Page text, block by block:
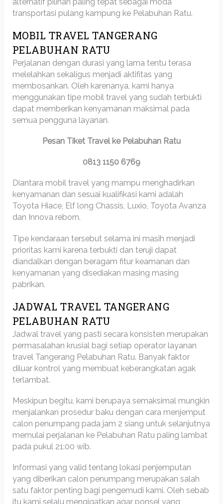
transportasi pulang kampung ke Pelabuhan Ratu.
MOBIL TRAVEL TANGERANG
PELABUHAN RATU
Perjalanan dengan durasi yang lama tentu terasa
melelahkan sekaligus menjadi aktifitas yang
membosankan. Oleh karenanya, kami hanya
menggunakan tipe mobil travel yang sudah terbukti
dapat memberikan kenyamanan maksimal pada
semua pengguna layanan.
Pesan Tiket Travel ke Pelabuhan Ratu
0813 1150 6769
Diantara mobil travel yang mampu menghadirkan
kenyamanan dan sesuai kualifikasi kami adalah
Toyota Hiace, Elf long Chassis, Luxio, Toyota Avanza
dan Innova reborn.
Tipe kendaraan tersebut selama ini masih menjadi
prioritas kami karena terbukti dan teruji dapat
diandalkan dengan beragam fitur keamanan dan
kenyamanan yang disediakan masing masing
pabrikan.
JADWAL TRAVEL TANGERANG
PELABUHAN RATU
Jadwal travel yang pasti secara konsisten merupakan
permasalahan krusial bagi setiap operator layanan
travel Tangerang Pelabuhan Ratu. Banyak faktor
diluar kontrol yang membuat keberangkatan agak
terlambat.
Meskipun begitu, kami berupaya semaksimal mungkin
menjalankan prosedur baku dengan cara menjemput
calon penumpang pada jam 2 siang untuk selanjutnya
memulai perjalanan ke Pelabuhan Ratu paling lambat
pada pukul 21:00 wib.
Informasi yang valid tentang lokasi penjemputan
yang diberikan calon penumpang merupakan salah
satu faktor penting bagi pengemudi kami. Oleh sebab
itu kami selalu mengigatkan agar ponsel yang